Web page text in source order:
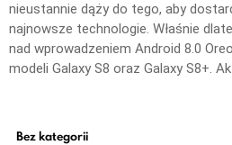
nieustannie dąży do tego, aby
najnowsze technologie. Właśnie
nad wprowadzeniem Android 8.0
modeli Galaxy S8 oraz Galaxy S8+.
Bez kategorii